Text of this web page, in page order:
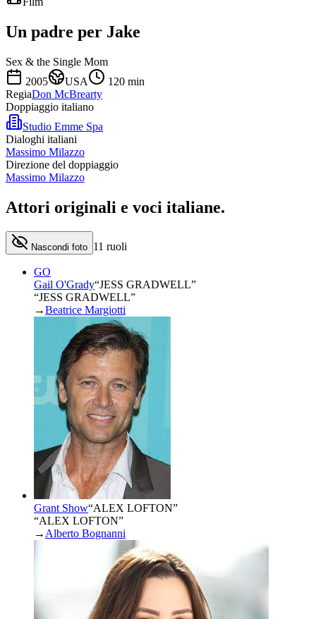
Un padre per Jake
Sex & the Single Mom
2005
USA 120 min
RegiaDon McBrearty
Doppiaggio italiano
Studio Emme Spa
Dialoghi italiani
Massimo Milazzo
Direzione del doppiaggio
Massimo Milazzo
Attori originali e voci italiane.
Nascondi foto 11 ruoli
GO
Gail O'Grady“JESS GRADWELL”
“JESS GRADWELL”
→Beatrice Margiotti
Grant Show“ALEX LOFTON”
“ALEX LOFTON”
→ Alberto Bognanni